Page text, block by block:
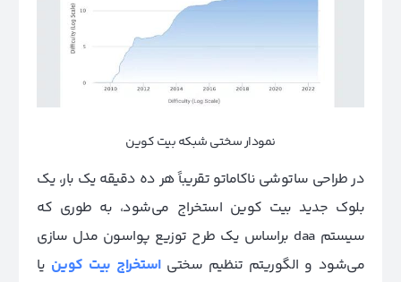
نمودار سختی شبکه بیت کوین
در طراحی ساتوشی ناکاماتو تقریباً هر ده دقیقه یک بار، یک
بلوک جدید بیت کوین استخراج می‌شود، به طوری که
سیستم daa براساس یک طرح توزیع پواسون مدل سازی
می‌شود و الگوریتم تنظیم سختیاستخراج بیت کوین یا